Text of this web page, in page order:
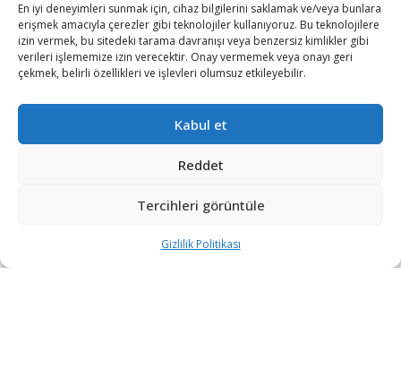
En iyi deneyimleri sunmak için, cihaz bilgilerini saklamak ve/veya bunlara
erişmek amacıyla çerezler gibi teknolojiler kullanıyoruz. Bu teknolojilere
izin vermek, bu sitedeki tarama davranışı veya benzersiz kimlikler gibi
verileri işlememize izin verecektir. Onay vermemek veya onayı geri
çekmek, belirli özellikleri ve işlevleri olumsuz etkileyebilir.
Kabul et
Reddet
Tercihleri görüntüle
Gizlilik Politikası
ABD Hava Kuvvetleri savaş uçağı motorlarında yeni
tedarikçi arayışına yöneldi
YAZAN KÜBRA DEMIRBAŞ 2 GÜN ÖNCE 0
süredir devam eden sorunlara karşı yeni bir tedarik modeli
geliştirmeyi planlıyor. Yayımlanan...
Rusya’nın Starlink rakibi Ukrayna üzerinde
2 GÜN ÖNCE
Rheinmetall, Yeni Nesil GMF140 Fırkateynini